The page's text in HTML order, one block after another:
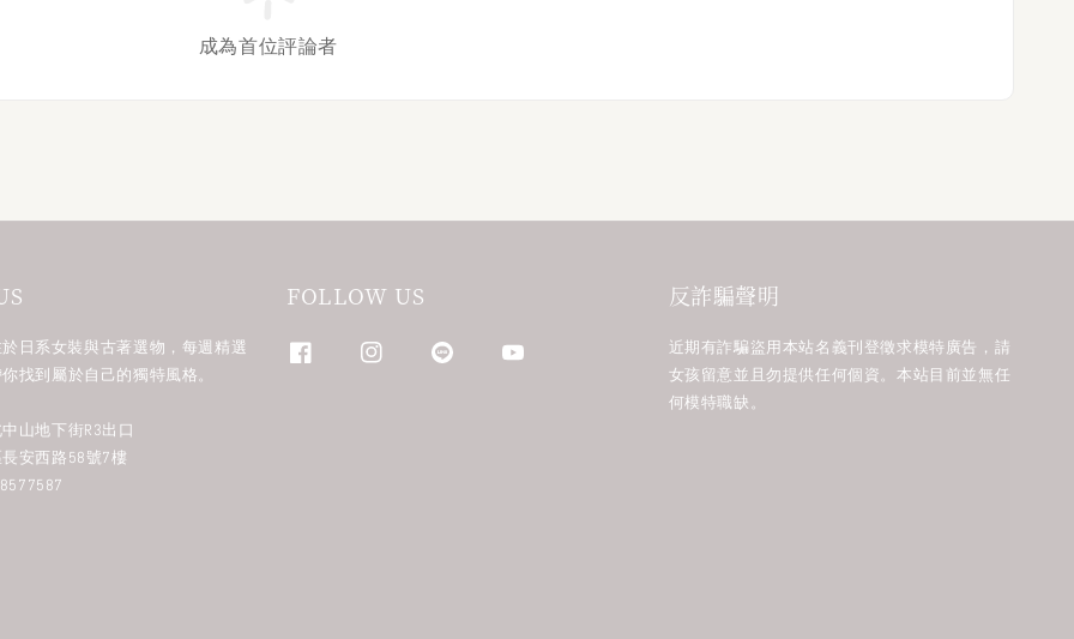
成為首位評論者
於日系女裝與古著選物，每週精選
找到屬於自己的獨特風格。
山地下街R3出口
安西路58號7樓
FOLLOW US 反詐騙聲明
近期有詐騙盜用本站名義刊登徵求模特廣告，請
女孩留意並且勿提供任何個資。本站目前並無任
何模特職缺。